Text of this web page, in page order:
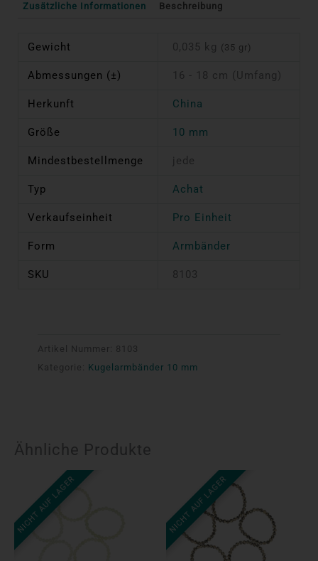
Zusätzliche Informationen Beschreibung
Gewicht 0,035 kg (35 gr)
Abmessungen (±) 16 - 18 cm (Umfang)
Herkunft China
Größe 10 mm
Mindestbestellmenge jede
Typ Achat
Verkaufseinheit Pro Einheit
Form Armbänder
SKU 8103
Artikel Nummer: 8103
Kategorie:
Kugelarmbänder 10 mm
Ähnliche Produkte
NICHT AUF LAGER NICHT AUF LAGER